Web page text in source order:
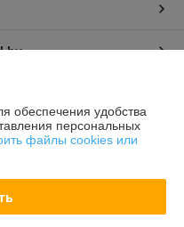
Андрей Иванович
15
обеспечения удобства
персональных
файлы cookies или